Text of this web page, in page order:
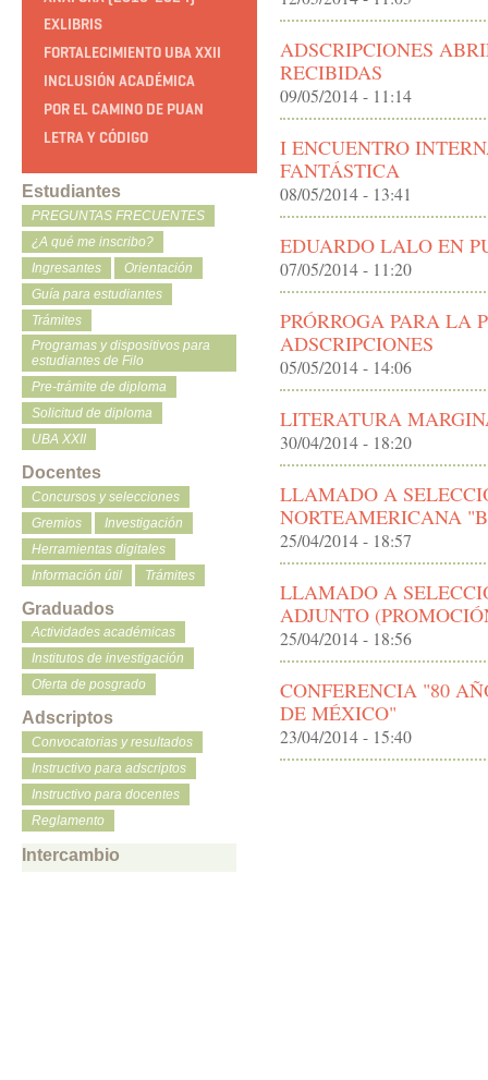
EXLIBRIS
FORTALECIMIENTO UBA XXII
INCLUSIÓN ACADÉMICA
POR EL CAMINO DE PUAN
LETRA Y CÓDIGO
Estudiantes
PREGUNTAS FRECUENTES
¿A qué me inscribo?
Ingresantes
Orientación
Guía para estudiantes
Trámites
Programas y dispositivos para
estudiantes de Filo
Pre-trámite de diploma
Solicitud de diploma
UBA XXII
Docentes
Concursos y selecciones
Gremios
Investigación
Herramientas digitales
Información útil
Trámites
Graduados
Actividades académicas
Institutos de investigación
Oferta de posgrado
Adscriptos
Convocatorias y resultados
Instructivo para adscriptos
Instructivo para docentes
Reglamento
Intercambio
ADSCRIPCIONES
RECIBIDAS
09/05/2014 - 11:14
I ENCUENTRO
FANTÁSTICA
08/05/2014 - 13:41
EDUARDO LALO EN
07/05/2014 - 11:20
PRÓRROGA PARA LA
ADSCRIPCIONES
05/05/2014 - 14:06
LITERATURA
30/04/2014 - 18:20
LLAMADO A
NORTEAMERICANA
25/04/2014 - 18:57
LLAMADO A
ADJUNTO
25/04/2014 - 18:56
CONFERENCIA "80
DE MÉXICO"
23/04/2014 - 15:40